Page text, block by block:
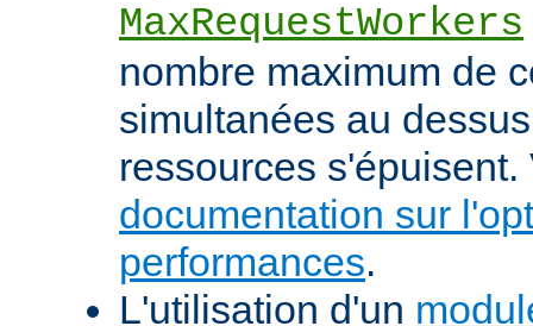
MaxRequestWorkers
nombre maximum de
simultanées au
ressources s'épuisent.
documentation sur
performances.
L'utilisation d'un